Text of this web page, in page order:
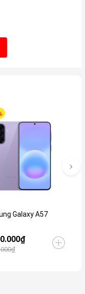
Galaxy A57